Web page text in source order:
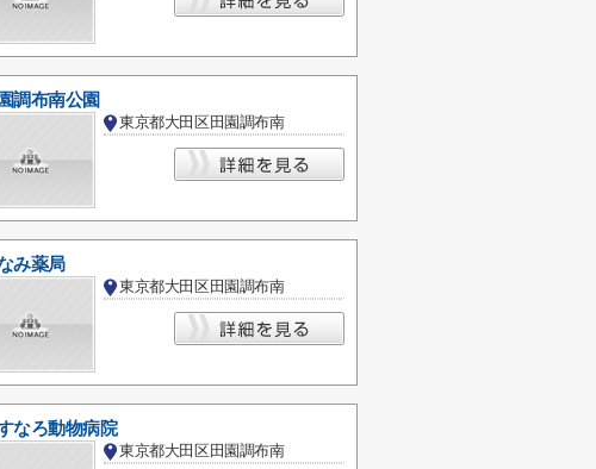
調布南公園
東京都大田区田園調布南
み薬局
東京都大田区田園調布南
なろ動物病院
東京都大田区田園調布南